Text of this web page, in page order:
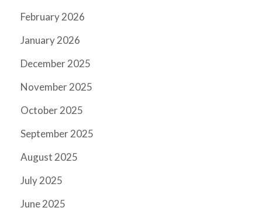
February 2026
January 2026
December 2025
November 2025
October 2025
September 2025
August 2025
July 2025
June 2025